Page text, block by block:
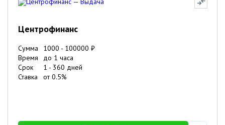
Центрофинанс
Сумма 1000 - 100000 ₽
Время
до 1 часа
Срок
1 - 360 дней
Ставка
от0.5%